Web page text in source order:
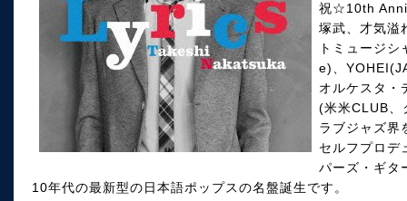
祝☆10th
塚武、才気溢
トミュージ
e)、
オルケスタ・
(米米CLUB、
ラブジャズ界
セルフプロデ
パーズ・ギタ
10年代の最新型の日本語ポップスの名盤誕生です。